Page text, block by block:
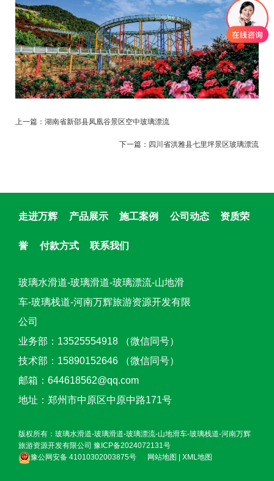
上一篇： 湖南省新邵县凤凰谷景区空中玻璃漂流
下一篇： 四川省洪雅县七里坪景区玻璃漂流
走进万辉 产品展示 施工案例 公司动态 资质荣
誉 付款方式 联系我们
玻璃水滑道-玻璃滑道-玻璃漂流-山地滑
车-玻璃栈道-河南万辉旅游资源开发有限
公司
业务部：13525554918 （微信同号）
技术部：15890152646 （微信同号）
邮箱：644618562@qq.com
地址：郑州市中原区中原中路171号
版权所有：玻璃水滑道-玻璃滑道-玻璃漂流-山地滑车-玻璃栈道-河南万辉
旅游资源开发有限公司 豫ICP备2024072131号
豫公网安备 41010302003875号
网站地图 XML地图